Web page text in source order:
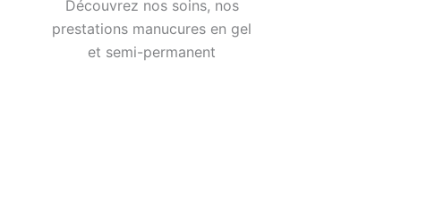
Découvrez nos soins, nos
prestations manucures en gel
et semi-permanent